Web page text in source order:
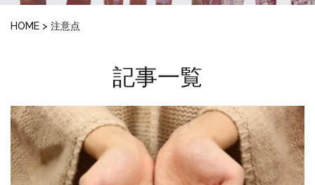
HOME > 注意点
記事一覧